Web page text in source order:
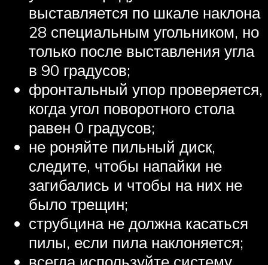
выставляется по шкале наклона
28 специальным угольником, но
только после выставления угла
в 90 градусов;
фронтальный упор проверяется,
когда угол поворотного стола
равен 0 градусов;
не роняйте пильный диск,
следите, чтобы напайки не
загибались и чтобы на них не
было трещин;
струбцина не должна касаться
пилы, если пила наклоняется;